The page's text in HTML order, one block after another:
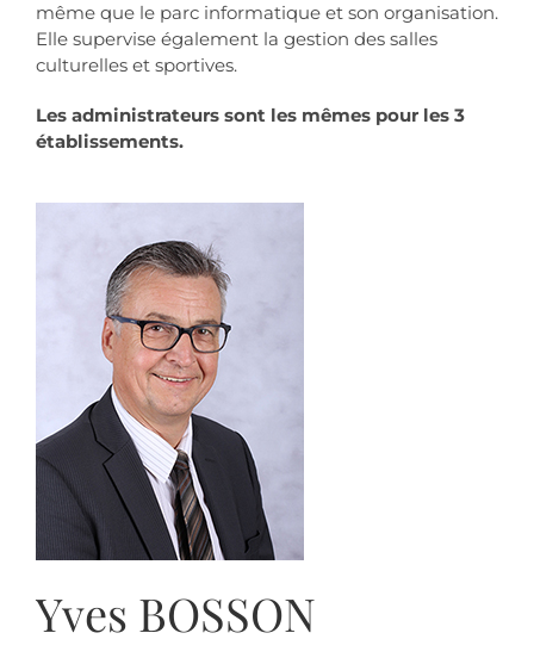
même que le parc informatique et son organisation.
Elle supervise également la gestion des salles
culturelles et sportives.
Les administrateurs sont les mêmes pour les 3
établissements.
Yves BOSSON